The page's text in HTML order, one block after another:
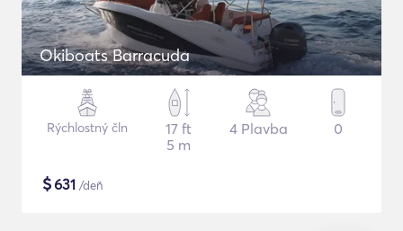
Okiboats Barracuda
Rýchlostný čln
17 ft
5 m
4 Plavba 0
$631 /deň